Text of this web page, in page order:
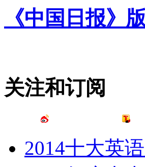
《中国日报》
关注和订阅
2014十大英